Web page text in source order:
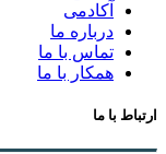
آکادمی
درباره ما
تماس با ما
همکار با ما
ارتباط با ما